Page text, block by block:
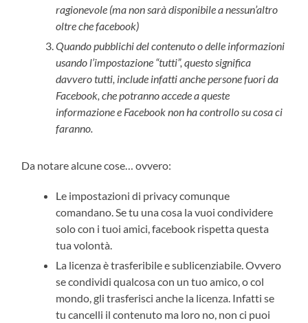
ragionevole (ma non sarà disponibile a nessun’altro
oltre che facebook)
Quando pubblichi del contenuto o delle informazioni
usando l’impostazione “tutti”, questo significa
davvero tutti, include infatti anche persone fuori da
Facebook, che potranno accede a queste
informazione e Facebook non ha controllo su cosa ci
faranno.
Da notare alcune cose… ovvero:
Le impostazioni di privacy comunque
comandano. Se tu una cosa la vuoi condividere
solo con i tuoi amici, facebook rispetta questa
tua volontà.
La licenza è trasferibile e sublicenziabile. Ovvero
se condividi qualcosa con un tuo amico, o col
mondo, gli trasferisci anche la licenza. Infatti se
tu cancelli il contenuto ma loro no, non ci puoi